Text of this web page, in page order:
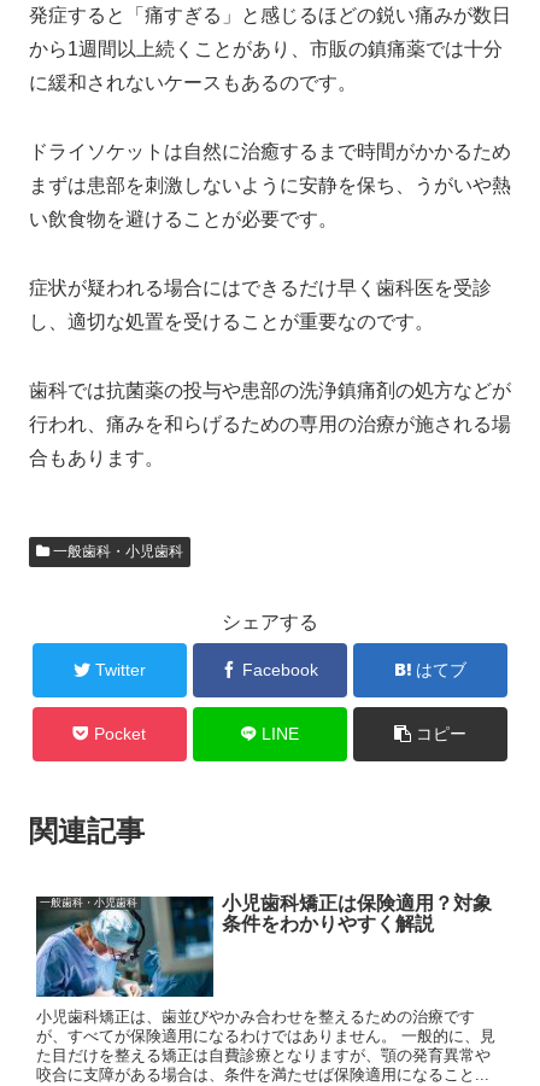
発症すると「痛すぎる」と感じるほどの鋭い痛みが数日
から1週間以上続くことがあり、市販の鎮痛薬では十分
に緩和されないケースもあるのです。
ドライソケットは自然に治癒するまで時間がかかるため
まずは患部を刺激しないように安静を保ち、うがいや熱
い飲食物を避けることが必要です。
症状が疑われる場合にはできるだけ早く歯科医を受診
し、適切な処置を受けることが重要なのです。
歯科では抗菌薬の投与や患部の洗浄鎮痛剤の処方などが
行われ、痛みを和らげるための専用の治療が施される場
合もあります。
一般歯科・小児歯科
シェアする
Twitter Facebook はてブ
Pocket LINE コピー
関連記事
一般歯科・小児歯科
小児歯科矯正は保険適用？対象
条件をわかりやすく解説
小児歯科矯正は、歯並びやかみ合わせを整えるための治療です
が、すべてが保険適用になるわけではありません。 一般的に、見
た目だけを整える矯正は自費診療となりますが、顎の発育異常や
咬合に支障がある場合は、条件を満たせば保険適用になること...